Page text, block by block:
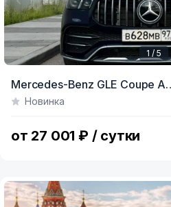
of
1 / 5
Новинка
от 27 001 ₽ / сутки